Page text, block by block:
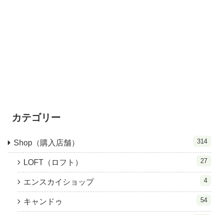
カテゴリー
Shop（購入店舗） 314
LOFT（ロフト） 27
エンスカイショップ 4
キャンドゥ 54